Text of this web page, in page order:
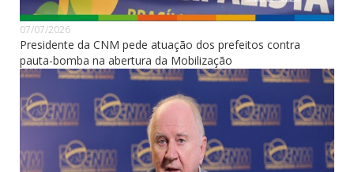
07/07/2026
Presidente da CNM pede atuação dos prefeitos contra
pauta-bomba na abertura da Mobilização